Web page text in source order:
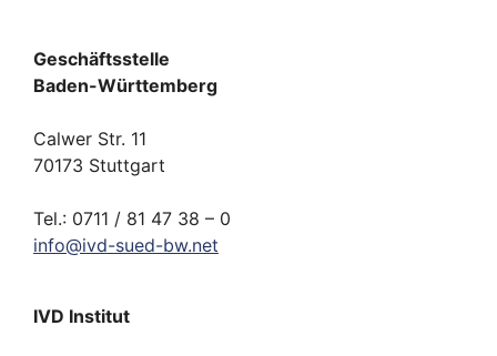
Geschäftsstelle
Baden-Württemberg
Calwer Str. 11
70173 Stuttgart
Tel.: 0711 / 81 47 38 – 0
info@ivd-sued-bw.net
IVD Institut